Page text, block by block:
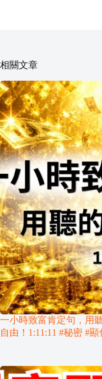
相關文章
一小時致富肯定句，用
自由！1:11:11 #秘密 #